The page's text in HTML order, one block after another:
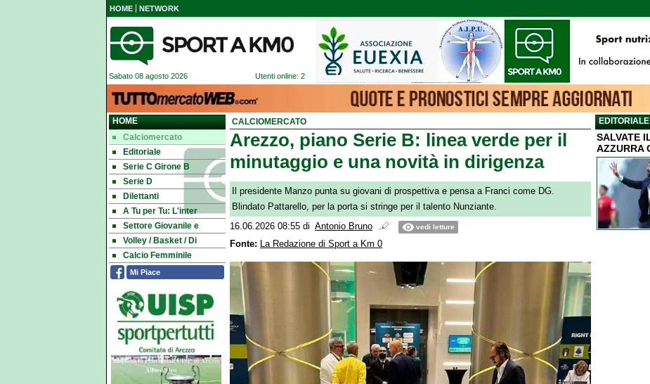
HOME NETWORK
Sabato 08 agosto 2026 Utenti online: 2
HOME
Calciomercato
Editoriale
Serie C Girone B
Serie D
Dilettanti
A Tu per Tu: L'inter
Settore Giovanile e
Volley / Basket / Di
Calcio Femminile
Mi Piace
CALCIOMERCATO
Arezzo, piano Serie B: linea verde per il
minutaggio e una novità in dirigenza
Il presidente Manzo punta su giovani di prospettiva e pensa a Franci come DG.
Blindato Pattarello, per la porta si stringe per il talento Nunziante.
16.06.2026 08:55 di Antonio Bruno vedi letture
Fonte: La Redazione di Sport a Km 0
EDITORIALE
SALVATE
AZZURRA